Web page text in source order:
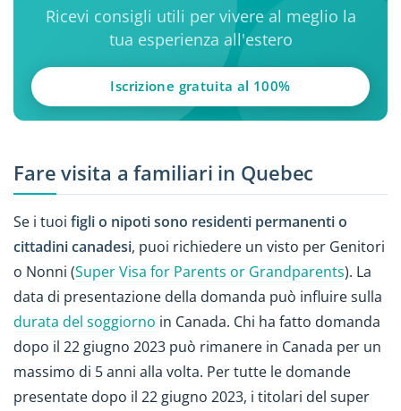
Ricevi consigli utili per vivere al meglio la
tua esperienza all'estero
Iscrizione gratuita al 100%
Fare visita a familiari in Quebec
Se i tuoi figli o nipoti sono residenti permanenti o
cittadini canadesi, puoi richiedere un visto per Genitori
o Nonni (Super Visa for Parents or Grandparents). La
data di presentazione della domanda può influire sulla
durata del soggiorno in Canada. Chi ha fatto domanda
dopo il 22 giugno 2023 può rimanere in Canada per un
massimo di 5 anni alla volta. Per tutte le domande
presentate dopo il 22 giugno 2023, i titolari del super